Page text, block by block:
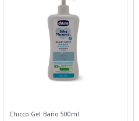
Chicco Gel Baño 500ml